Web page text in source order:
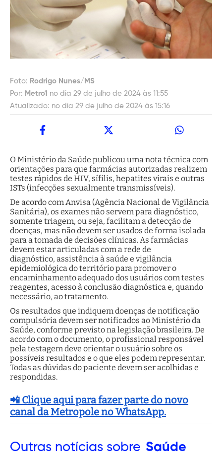
Foto: Rodrigo Nunes/MS
Por: Metro1 no dia 29 de julho de 2024 às 11:55
Atualizado: no dia 29 de julho de 2024 às 15:16
O Ministério da Saúde publicou uma nota técnica com
orientações para que farmácias autorizadas realizem
testes rápidos de HIV, sífilis, hepatites virais e outras
ISTs (infecções sexualmente transmissíveis).
De acordo com Anvisa (Agência Nacional de Vigilância
Sanitária), os exames não servem para diagnóstico,
somente triagem, ou seja, facilitam a detecção de
doenças, mas não devem ser usados de forma isolada
para a tomada de decisões clínicas. As farmácias
devem estar articuladas com a rede de
diagnóstico, assistência à saúde e vigilância
epidemiológica do território para promover o
encaminhamento adequado dos usuários com testes
reagentes, acesso à conclusão diagnóstica e, quando
necessário, ao tratamento.
Os resultados que indiquem doenças de notificação
compulsória devem ser notificados ao Ministério da
Saúde, conforme previsto na legislação brasileira. De
acordo com o documento, o profissional responsável
pela testagem deve orientar o usuário sobre os
possíveis resultados e o que eles podem representar.
Todas as dúvidas do paciente devem ser acolhidas e
respondidas.
📲 Clique aqui para fazer parte do novo
canal da Metropole no WhatsApp.
Outras notícias sobre Saúde